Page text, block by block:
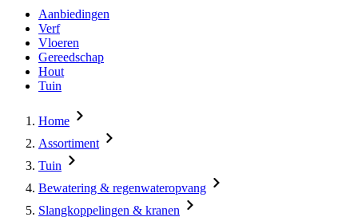
Aanbiedingen
Verf
Vloeren
Gereedschap
Hout
Tuin
Home
Assortiment
Tuin
Bewatering & regenwateropvang
Slangkoppelingen & kranen